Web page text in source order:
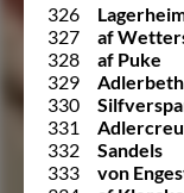
326
327
af
328
af Puke
329
Adlerbeth
330
331
332
Sandels
333
von